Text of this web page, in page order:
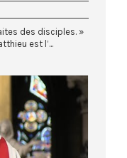
des disciples. »
est l’...